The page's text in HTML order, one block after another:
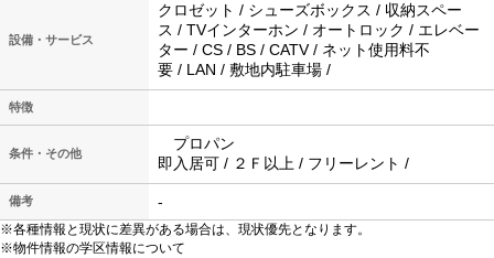
設備・サービス
クロゼット / シューズボックス / 収納スペー
ス / TVインターホン / オートロック / エレベー
ター / CS / BS / CATV / ネット使用料不
要 / LAN / 敷地内駐車場 /
特徴
条件・その他
プロパン
即入居可 / ２Ｆ以上 / フリーレント /
備考 -
※各種情報と現状に差異がある場合は、現状優先となります。
※物件情報の学区情報について